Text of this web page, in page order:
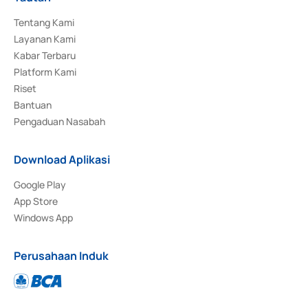
Tentang Kami
Layanan Kami
Kabar Terbaru
Platform Kami
Riset
Bantuan
Pengaduan Nasabah
Download Aplikasi
Google Play
App Store
Windows App
Perusahaan Induk